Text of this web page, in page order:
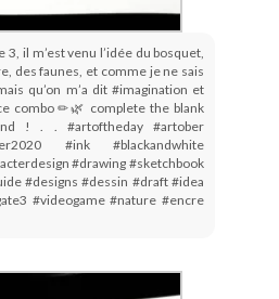
3, il m’est venu l’idée du bosquet,
des faunes, et comme je ne sais
qu’on m’a dit #imagination et
combo ✏🌿 complete the blank
! . . #artoftheday #artober
#ink #blackandwhite
#drawing #sketchbook
#designs #dessin #draft #idea
#videogame #nature #encre